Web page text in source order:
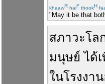
khaawR haiF thookH
"May it be that
สภาวะโล
มนุษย์ ได้
ในโรงงาน